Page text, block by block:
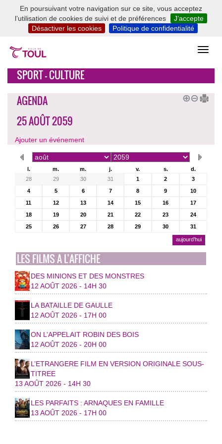
En poursuivant votre navigation sur ce site, vous acceptez
l’utilisation de cookies de suivi et de préférences
J’accepte
Désactiver les cookies
Politique de confidentialité
SPORT - CULTURE
AGENDA
25 AOÛT 2059
Ajouter un événement
l. m. m. j. v. s.
d.
28
29 30 31 1 2
3
4
5 6 7 8 9
10
11
12 13 14 15 16
17
18
19 20 21 22 23
24
25
26 27 28 29 30 31
aujourd’hui
LES FILMS A L’AFFICHE
DES MINIONS ET DES MONSTRES
12 AOÛT 2026 - 14H 30
LA BATAILLE DE GAULLE
12 AOÛT 2026 - 17H 00
ON L’APPELAIT ROBIN DES BOIS
12 AOÛT 2026 - 20H 00
L’ETRANGERE FILM EN VERSION ORIGINALE SOUS-
TITREE
13 AOÛT 2026 - 14H 30
LES PARFAITS : ARNAQUES EN FAMILLE
13 AOÛT 2026 - 17H 00